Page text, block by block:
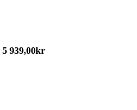
5 939,00kr